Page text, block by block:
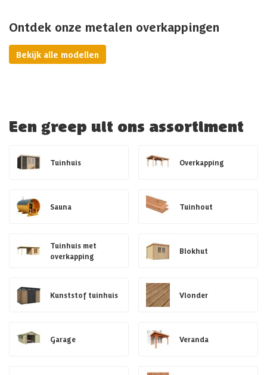
Ontdek onze metalen overkappingen
Bekijk alle modellen
Een greep uit ons assortiment
Tuinhuis Overkapping
Sauna Tuinhout
Tuinhuis met
overkapping
Blokhut
Kunststof tuinhuis Vlonder
Garage Veranda